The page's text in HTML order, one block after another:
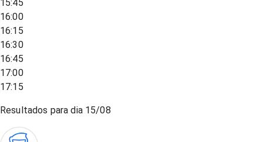
15:45
16:00
16:15
16:30
16:45
17:00
17:15
Resultados para dia 15/08